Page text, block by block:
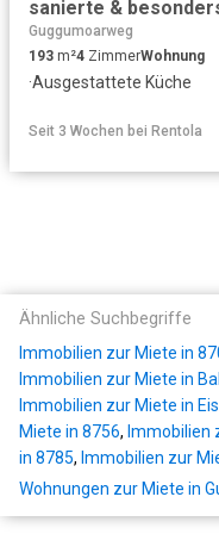
Guggumoarweg
193 m²4 ZimmerWohnung
·Ausgestattete Küche
Seit 3 Wochen bei Rentola
Ähnliche Suchbegriffe
Immobilien zur Miete in
Immobilien zur Miete in
Immobilien zur Miete in
Miete in 8756, Immobilien
in 8785, Immobilien zur
Wohnungen zur Miete in